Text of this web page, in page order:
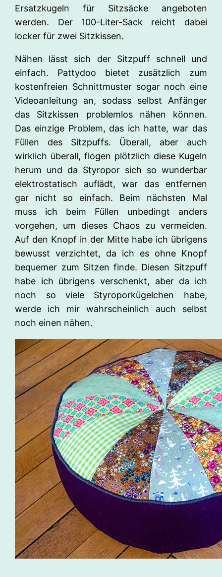
Ersatzkugeln für Sitzsäcke angeboten
werden. Der 100-Liter-Sack reicht dabei
locker für zwei Sitzkissen.
Nähen lässt sich der Sitzpuff schnell und
einfach. Pattydoo bietet zusätzlich zum
kostenfreien Schnittmuster sogar noch eine
Videoanleitung an, sodass selbst Anfänger
das Sitzkissen problemlos nähen können.
Das einzige Problem, das ich hatte, war das
Füllen des Sitzpuffs. Überall, aber auch
wirklich überall, flogen plötzlich diese Kugeln
herum und da Styropor sich so wunderbar
elektrostatisch auflädt, war das entfernen
gar nicht so einfach. Beim nächsten Mal
muss ich beim Füllen unbedingt anders
vorgehen, um dieses Chaos zu vermeiden.
Auf den Knopf in der Mitte habe ich übrigens
bewusst verzichtet, da ich es ohne Knopf
bequemer zum Sitzen finde. Diesen Sitzpuff
habe ich übrigens verschenkt, aber da ich
noch so viele Styroporkügelchen habe,
werde ich mir wahrscheinlich auch selbst
noch einen nähen.